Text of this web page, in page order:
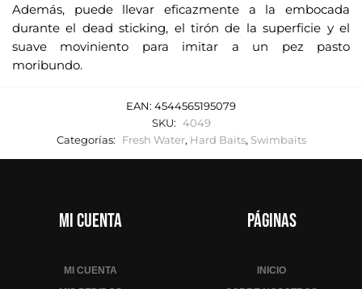
Además, puede llevar eficazmente a la embocada
durante el dead sticking, el tirón de la superficie y el
suave moviniento para imitar a un pez pasto
moribundo.
EAN: 4544565195079
SKU: 4049
Categorías:
Fresh Water, Hard Baits, Swimbaits
Mi cuenta
MI CUENTA
Páginas
INICIO